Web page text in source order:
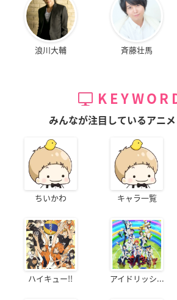
浪川大輔 斉藤壮馬
みんなが注目しているアニ
ちいかわ キャラ一覧
ハイキュー!! アイドリッシ...